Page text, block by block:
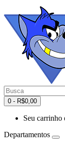
0 - R$0,00
Seu carrinho
Departamentos